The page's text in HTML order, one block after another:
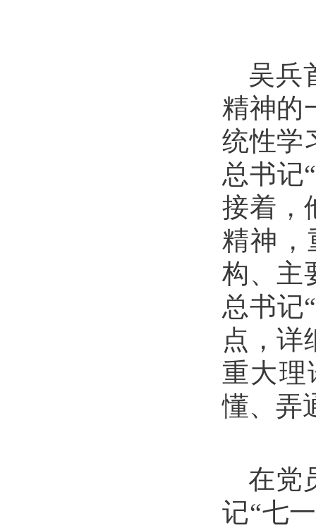
吴兵
精神的
统性学
总书记
接着，
精神，
构、主
总书记
点，详
重大理
懂、弄
在党
记“七